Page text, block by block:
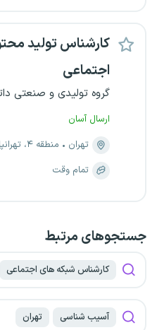
کارشناس تولید
اجتماعی
گروه تولیدی و صنعتی
ارسال آسان
تهران
منطقه ۴، تهرانپارس غربی
تمام وقت
جستجو‌های مرتبط
کارشناس شبکه های اجتماعی
آسیب شناسی تهران